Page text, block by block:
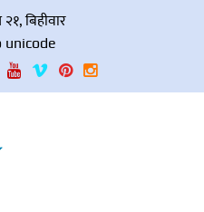
बिहीवार
unicode